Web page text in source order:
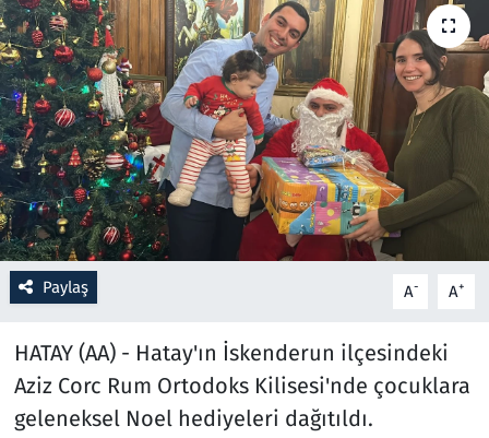
Paylaş A- A+
HATAY (AA) - Hatay'ın İskenderun ilçesindeki
Aziz Corc Rum Ortodoks Kilisesi'nde çocuklara
geleneksel Noel hediyeleri dağıtıldı.
Memur ve Kamu
Otomobil
Oyun
Ramazan
Resmi İlanlar
Sağlık
Savunma Sanayi